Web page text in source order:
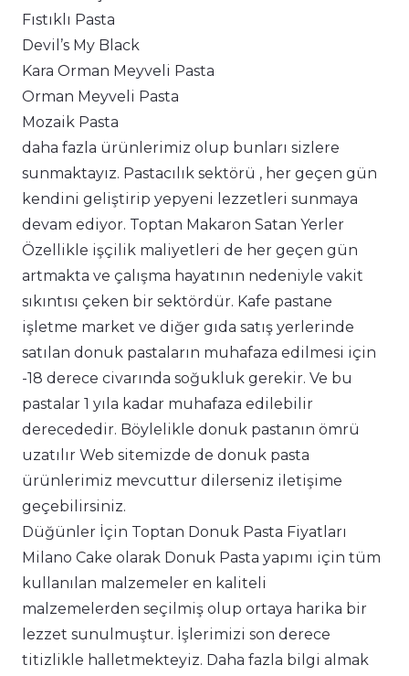
Fıstıklı Pasta
Devil’s My Black
Kara Orman Meyveli Pasta
Orman Meyveli Pasta
Mozaik Pasta
daha fazla ürünlerimiz olup bunları sizlere
sunmaktayız. Pastacılık sektörü , her geçen gün
kendini geliştirip yepyeni lezzetleri sunmaya
devam ediyor. Toptan Makaron Satan Yerler
Özellikle işçilik maliyetleri de her geçen gün
artmakta ve çalışma hayatının nedeniyle vakit
sıkıntısı çeken bir sektördür. Kafe pastane
işletme market ve diğer gıda satış yerlerinde
satılan donuk pastaların muhafaza edilmesi için
-18 derece civarında soğukluk gerekir. Ve bu
pastalar 1 yıla kadar muhafaza edilebilir
derecededir. Böylelikle donuk pastanın ömrü
uzatılır Web sitemizde de donuk pasta
ürünlerimiz mevcuttur dilerseniz iletişime
geçebilirsiniz.
Düğünler İçin Toptan Donuk Pasta Fiyatları
Milano Cake olarak Donuk Pasta yapımı için tüm
kullanılan malzemeler en kaliteli
malzemelerden seçilmiş olup ortaya harika bir
lezzet sunulmuştur. İşlerimizi son derece
titizlikle halletmekteyiz. Daha fazla bilgi almak